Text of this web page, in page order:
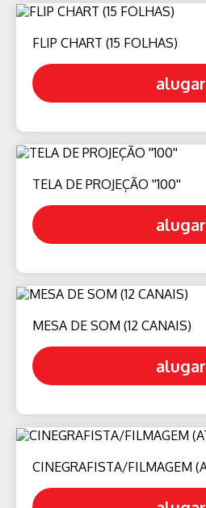
FLIP CHART (15 FOLHAS)
alugar
TELA DE PROJEÇÃO ''100''
alugar
MESA DE SOM (12 CANAIS)
alugar
CINEGRAFISTA/FILMAGEM